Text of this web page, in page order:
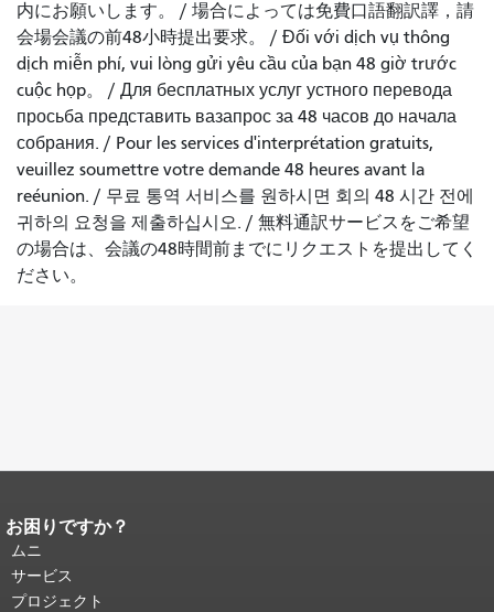
内にお願いします。
/ 場合によっては免費口語翻訳譯，請
会場会議の前48小時提出要求。 / Đối với dịch vụ thông
dịch miễn phí, vui lòng gửi yêu cầu của bạn 48 giờ trước
cuộc họp。 / Для бесплатных услуг устного перевода
просьба представить вазапрос за 48 часов до начала
собрания. / Pour les services d'interprétation gratuits,
veuillez soumettre votre demande 48 heures avant la
reéunion. / 무료 통역 서비스를 원하시면 회의 48 시간 전에
귀하의 요청을 제출하십시오. / 無料通訳サービスをご希望
の場合は、会議の48時間前までにリクエストを提出してく
ださい。
ページコンテンツの終わり。
ジの残りの部分はすべてのページで繰
り返されます。
頭に戻る。
お困りですか？
ムニ
サービス
プロジェクト